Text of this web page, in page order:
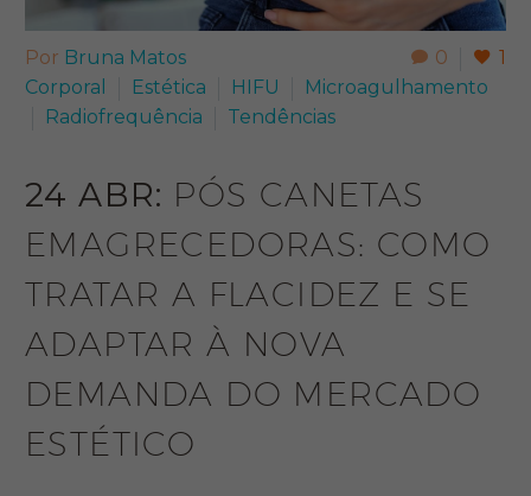
0 1
Por Bruna Matos
Corporal
Estética HIFU
Microagulhamento
Radiofrequência
Tendências
24 ABR: PÓS CANETAS
EMAGRECEDORAS: COMO
TRATAR A FLACIDEZ E SE
ADAPTAR À NOVA
DEMANDA DO MERCADO
ESTÉTICO